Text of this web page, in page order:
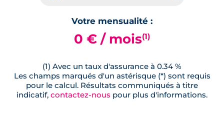
Votre mensualité :
0 € / mois(1)
(1) Avec un taux d'assurance à 0.34 %
Les champs marqués d'un astérisque (*) sont requis
pour le calcul. Résultats communiqués à titre
indicatif, contactez-nous pour plus d'informations.